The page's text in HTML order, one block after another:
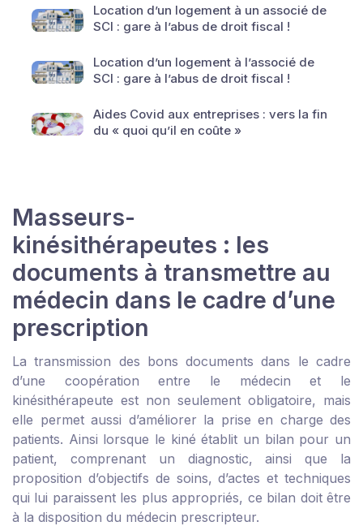
Location d’un logement à un associé de
SCI : gare à l’abus de droit fiscal !
Location d’un logement à l’associé de
SCI : gare à l’abus de droit fiscal !
Aides Covid aux entreprises : vers la fin
du « quoi qu’il en coûte »
Masseurs-
kinésithérapeutes : les
documents à transmettre au
médecin dans le cadre d’une
prescription
La transmission des bons documents dans le cadre
d’une coopération entre le médecin et le
kinésithérapeute est non seulement obligatoire, mais
elle permet aussi d’améliorer la prise en charge des
patients. Ainsi lorsque le kiné établit un bilan pour un
patient, comprenant un diagnostic, ainsi que la
proposition d’objectifs de soins, d’actes et techniques
qui lui paraissent les plus appropriés, ce bilan doit être
à la disposition du médecin prescripteur.